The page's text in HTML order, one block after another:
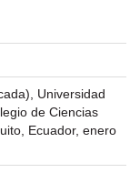
Universidad
de Ciencias
Ecuador, enero